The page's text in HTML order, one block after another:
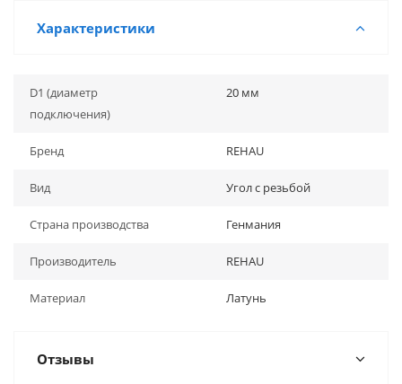
Характеристики
D1 (диаметр
подключения)
20 мм
Бренд REHAU
Вид Угол с резьбой
Страна производства Генмания
Производитель REHAU
Материал Латунь
Отзывы